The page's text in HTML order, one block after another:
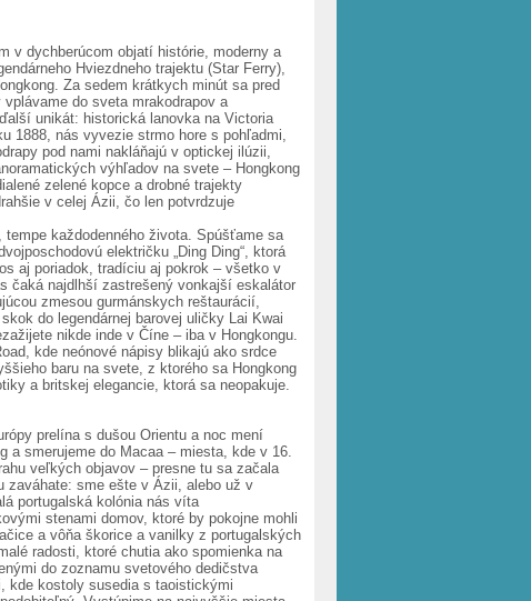
v dychberúcom objatí histórie, moderny a
Hviezdneho trajektu (Star Ferry),
Za sedem krátkych minút sa pred
do sveta mrakodrapov a
unikát: historická lanovka na Victoria
1888, nás vyvezie strmo hore s pohľadmi,
pod nami nakláňajú v optickej ilúzii,
výhľadov na svete – Hongkong
zelené kopce a drobné trajekty
v celej Ázii, čo len potvrdzuje
každodenného života. Spúšťame sa
električku „Ding Ding“, ktorá
aj poriadok, tradíciu aj pokrok – všetko v
čaká najdlhší zastrešený vonkajší eskalátor
zmesou gurmánskych reštaurácií,
do legendárnej barovej uličky Lai Kwai
nikde inde v Číne – iba v Hongkongu.
kde neónové nápisy blikajú ako srdce
baru na svete, z ktorého sa Hongkong
a britskej elegancie, ktorá sa neopakuje.
prelína s dušou Orientu a noc mení
a smerujeme do Macaa – miesta, kde v 16.
veľkých objavov – presne tu sa začala
zaváhate: sme ešte v Ázii, alebo už v
portugalská kolónia nás víta
stenami domov, ktoré by pokojne mohli
a vôňa škorice a vanilky z portugalských
radosti, ktoré chutia ako spomienka na
do zoznamu svetového dedičstva
kde kostoly susedia s taoistickými